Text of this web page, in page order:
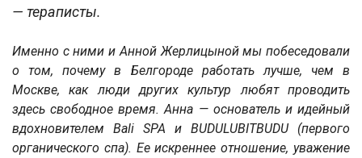
— тераписты.
Именно с ними и Анной Жерлицыной мы побеседовали
о том, почему в Белгороде работать лучше, чем в
Москве, как люди других культур любят проводить
здесь свободное время. Анна — основатель и идейный
вдохновителем Bali SPA и BUDULUBITBUDU (первого
органического спа). Ее искреннее отношение, уважение